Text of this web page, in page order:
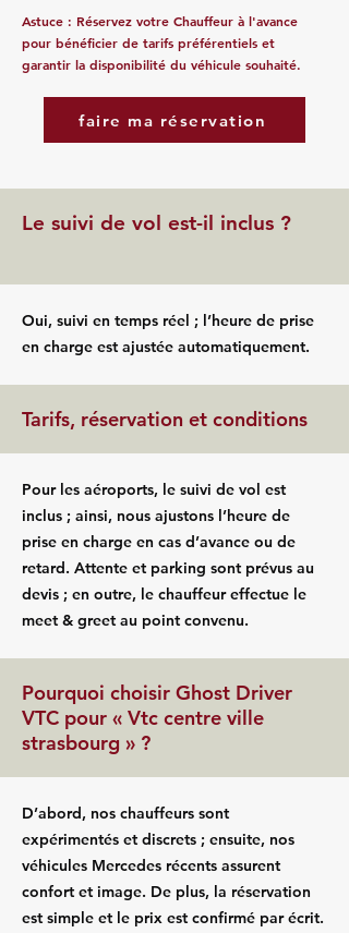
Astuce : Réservez votre Chauffeur à l'avance
pour bénéficier de tarifs préférentiels et
garantir la disponibilité du véhicule souhaité.
faire ma réservation
Le suivi de vol est-il inclus ?
Oui, suivi en temps réel ; l’heure de prise
en charge est ajustée automatiquement.
Tarifs, réservation et conditions
Pour les aéroports, le suivi de vol est
inclus ; ainsi, nous ajustons l’heure de
prise en charge en cas d’avance ou de
retard. Attente et parking sont prévus au
devis ; en outre, le chauffeur effectue le
meet & greet au point convenu.
Pourquoi choisir Ghost Driver
VTC pour « Vtc centre ville
strasbourg » ?
D’abord, nos chauffeurs sont
expérimentés et discrets ; ensuite, nos
véhicules Mercedes récents assurent
confort et image. De plus, la réservation
est simple et le prix est confirmé par écrit.